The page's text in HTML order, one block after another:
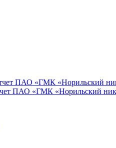
ПАО «ГМК «Норильский
ПАО «ГМК «Норильский